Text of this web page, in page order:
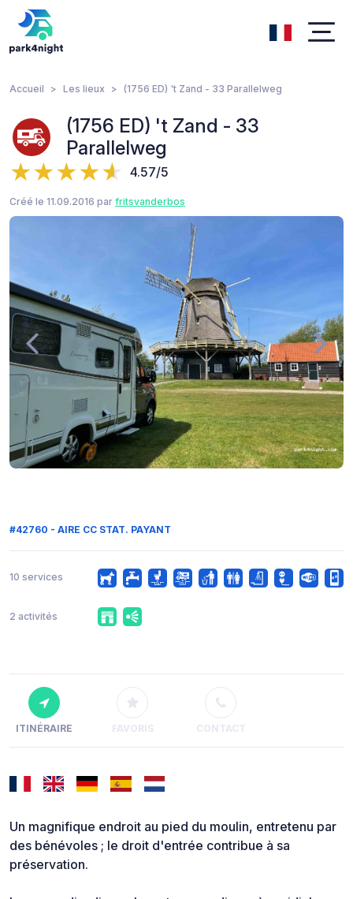
Accueil Les lieux (1756 ED) 't Zand - 33 Parallelweg
(1756 ED) 't Zand - 33
Parallelweg
4.57/5
Créé le 11.09.2016 par fritsvanderbos
#42760 - AIRE CC STAT. PAYANT
10 services
2 activités
ITINÉRAIRE FAVORIS CONTACT
Un magnifique endroit au pied du moulin, entretenu par
des bénévoles ; le droit d'entrée contribue à sa
préservation.